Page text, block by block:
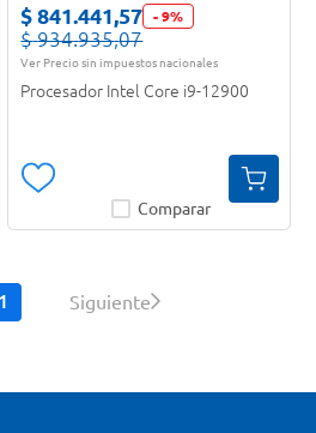
$ 841.441,57 -9%
$ 934.935,07
Ver Precio sin impuestos nacionales
Procesador Intel Core i9-12900
Comparar
1 Siguiente